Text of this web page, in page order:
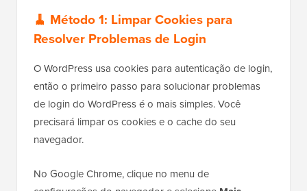
🧹 Método 1: Limpar Cookies para
Resolver Problemas de Login
O WordPress usa cookies para autenticação de login,
então o primeiro passo para solucionar problemas
de login do WordPress é o mais simples. Você
precisará limpar os cookies e o cache do seu
navegador.
No Google Chrome, clique no menu de